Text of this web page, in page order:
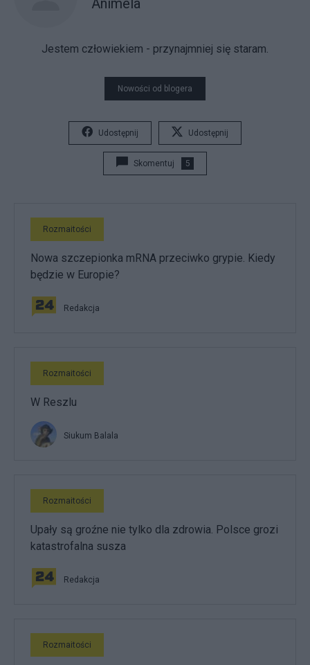
Animela
Jestem człowiekiem - przynajmniej się staram.
Nowości od blogera
Udostępnij Udostępnij
Skomentuj 5
Rozmaitości
Nowa szczepionka mRNA przeciwko grypie. Kiedy
będzie w Europie?
Redakcja
Rozmaitości
W Reszlu
Siukum Balala
Rozmaitości
Upały są groźne nie tylko dla zdrowia. Polsce grozi
katastrofalna susza
Redakcja
Rozmaitości